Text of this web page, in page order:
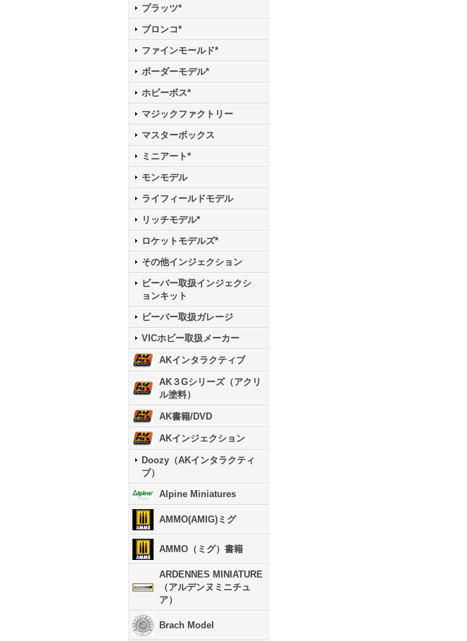
プラッツ*
ブロンコ*
ファインモールド*
ボーダーモデル*
ホビーボス*
マジックファクトリー
マスターボックス
ミニアート*
モンモデル
ライフィールドモデル
リッチモデル*
ロケットモデルズ*
その他インジェクション
ビーバー取扱インジェクシ
ョンキット
ビーバー取扱ガレージ
VICホビー取扱メーカー
AKインタラクティブ
AK３Gシリーズ（アクリ
ル塗料）
AK書籍/DVD
AKインジェクション
Doozy（AKインタラクティ
ブ）
Alpine Miniatures
AMMO(AMIG)ミグ
AMMO（ミグ）書籍
ARDENNES MINIATURE
（アルデンヌミニチュ
ア）
Brach Model